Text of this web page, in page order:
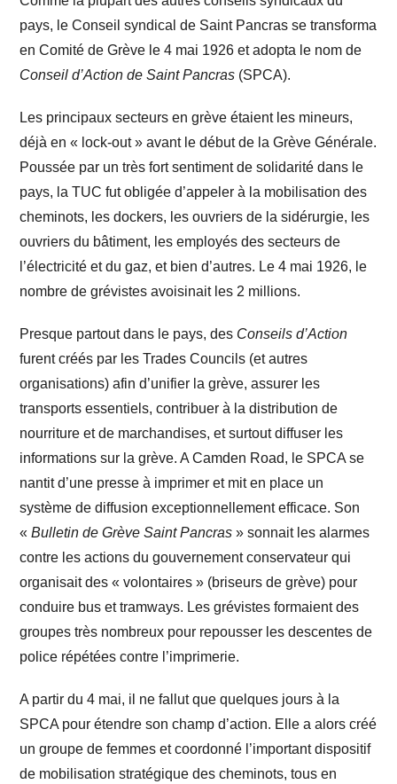
pays, le Conseil syndical de Saint Pancras se transforma
en Comité de Grève le 4 mai 1926 et adopta le nom de
Conseil d’Action de Saint Pancras (SPCA).
Les principaux secteurs en grève étaient les mineurs,
déjà en « lock-out » avant le début de la Grève Générale.
Poussée par un très fort sentiment de solidarité dans le
pays, la TUC fut obligée d’appeler à la mobilisation des
cheminots, les dockers, les ouvriers de la sidérurgie, les
ouvriers du bâtiment, les employés des secteurs de
l’électricité et du gaz, et bien d’autres. Le 4 mai 1926, le
nombre de grévistes avoisinait les 2 millions.
Presque partout dans le pays, des Conseils d’Action
furent créés par les Trades Councils (et autres
organisations) afin d’unifier la grève, assurer les
transports essentiels, contribuer à la distribution de
nourriture et de marchandises, et surtout diffuser les
informations sur la grève. A Camden Road, le SPCA se
nantit d’une presse à imprimer et mit en place un
système de diffusion exceptionnellement efficace. Son
«Bulletin de Grève Saint Pancras » sonnait les alarmes
contre les actions du gouvernement conservateur qui
organisait des « volontaires » (briseurs de grève) pour
conduire bus et tramways. Les grévistes formaient des
groupes très nombreux pour repousser les descentes de
police répétées contre l’imprimerie.
A partir du 4 mai, il ne fallut que quelques jours à la
SPCA pour étendre son champ d’action. Elle a alors créé
un groupe de femmes et coordonné l’important dispositif
de mobilisation stratégique des cheminots, tous en